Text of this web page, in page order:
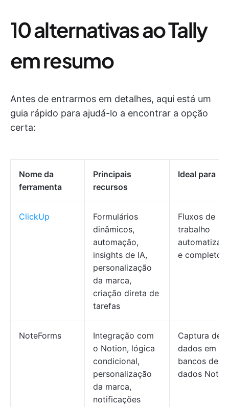
10 alternativas ao Tally
em resumo
Antes de entrarmos em detalhes, aqui está um
guia rápido para ajudá-lo a encontrar a opção
certa:
Nome da
ferramenta
Principais
recursos
Ideal para
ClickUp
Formulários
dinâmicos,
automação,
insights de IA,
personalização
da marca,
criação direta de
tarefas
Fluxos de
trabalho
e completos
NoteForms
Integração com
o Notion, lógica
condicional,
personalização
da marca,
notificações
Captura de
dados em
bancos de
dados